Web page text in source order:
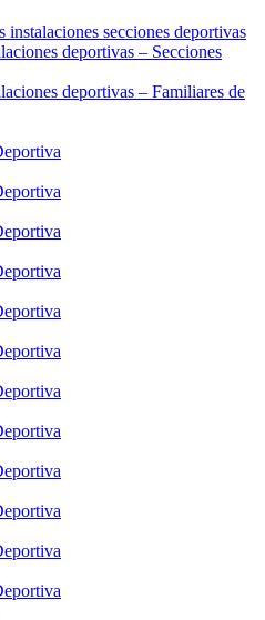
instalaciones secciones deportivas
deportivas – Secciones
deportivas – Familiares de